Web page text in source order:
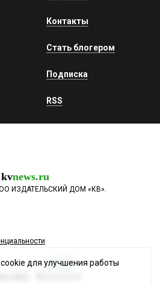
Контакты
Стать блогером
Подписка
RSS
kvnews.ru
ИЗДАТЕЛЬСКИЙ ДОМ «КВ».
сайта
для улучшения работы